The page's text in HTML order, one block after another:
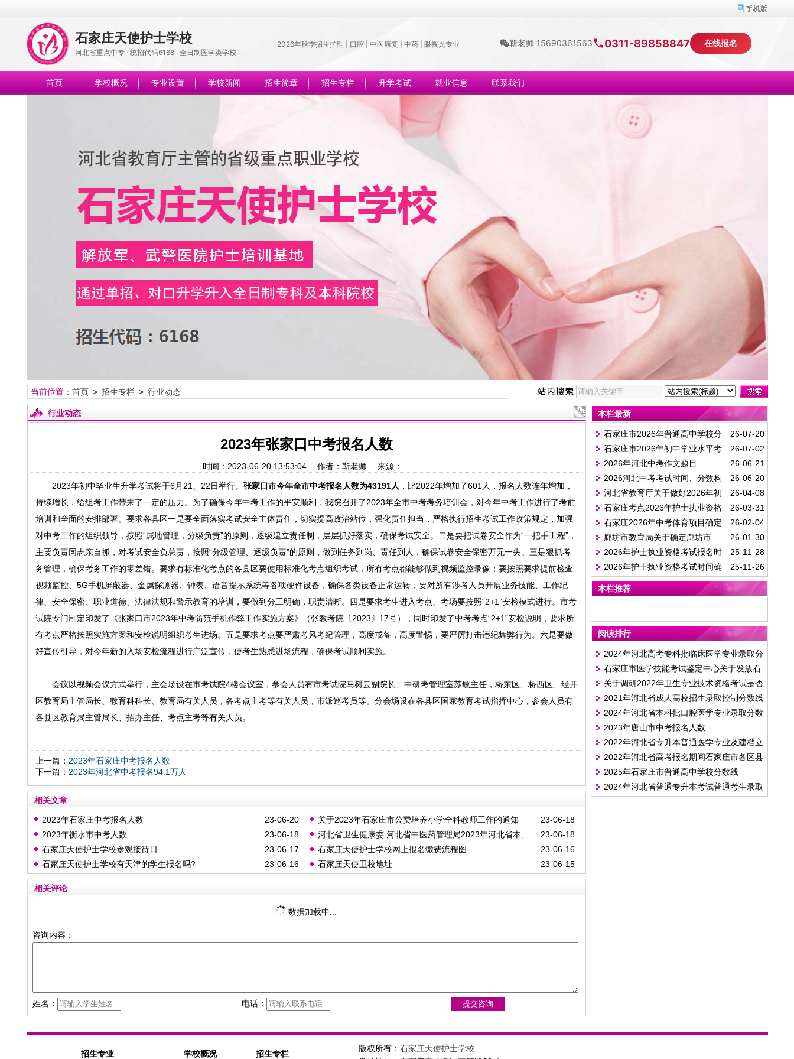
石家庄天使护士学校
河北省重点中专 · 统招代码6168 · 全日制医学类学校
2026年秋季招生护理 | 口腔 | 中医康复 | 中药 | 眼视光专业 靳老师 15690361563 0311-89858847 在线报名
首页 学校概况 专业设置 学校新闻 招生简章 招生专栏 升学考试 就业信息 联系我们
当前位置： 首页> 招生专栏> 行业动态
行业动态
2023年张家口中考报名人数
时间：2023-06-20 13:53:04 作者：靳老师 来源：
2023年初中毕业生升学考试将于6月21、22日举行。 张家口市今年全市中考报名人数为43191人 ，比2022年增加了601人，报名人数连年增加，
持续增长，给组考工作带来了一定的压力。为了确保今年中考工作的平安顺利，我院召开了2023年全市中考考务培训会，对今年中考工作进行了考前
培训和全面的安排部署。要求各县区一是要全面落实考试安全主体责任，切实提高政治站位，强化责任担当，严格执行招生考试工作政策规定，加强
对中考工作的组织领导，按照“属地管理，分级负责”的原则，逐级建立责任制，层层抓好落实，确保考试安全。二是要把试卷安全作为“一把手工程”，
主要负责同志亲自抓，对考试安全负总责，按照“分级管理、逐级负责”的原则，做到任务到岗、责任到人，确保试卷安全保密万无一失。三是狠抓考
务管理，确保考务工作的零差错。要求有标准化考点的各县区要使用标准化考点组织考试，所有考点都能够做到视频监控录像；要按照要求提前检查
视频监控、5G手机屏蔽器、金属探测器、钟表、语音提示系统等各项硬件设备，确保各类设备正常运转；要对所有涉考人员开展业务技能、工作纪
律、安全保密、职业道德、法律法规和警示教育的培训，要做到分工明确，职责清晰。四是要求考生进入考点、考场要按照“2+1”安检模式进行。市考
试院专门制定印发了《张家口市2023年中考防范手机作弊工作实施方案》（张教考院〔2023〕17号），同时印发了中考考点“2+1”安检说明，要求所
有考点严格按照实施方案和安检说明组织考生进场。五是要求考点要严肃考风考纪管理，高度戒备，高度警惕，要严厉打击违纪舞弊行为。六是要做
好宣传引导，对今年新的入场安检流程进行广泛宣传，使考生熟悉进场流程，确保考试顺利实施。
会议以视频会议方式举行，主会场设在市考试院4楼会议室，参会人员有市考试院马树云副院长、中研考管理室苏敏主任，桥东区、桥西区、经开
区教育局主管局长、教育科科长、教育局有关人员，各考点主考等有关人员，市派巡考员等。分会场设在各县区国家教育考试指挥中心，参会人员有
各县区教育局主管局长、招办主任、考点主考等有关人员。
上一篇： 2023年石家庄中考报名人数
下一篇： 2023年河北省中考报名94.1万人
相关文章
23-06-20
2023年石家庄中考报名人数 23-06-18
关于2023年石家庄市公费培养小学全科教师工作的通知
23-06-18
2023年衡水市中考人数 23-06-18
河北省卫生健康委 河北省中医药管理局2023年河北省本、
专科农村 订单定向免费医学生报考须知
23-06-17
石家庄天使护士学校参观接待日 23-06-16
石家庄天使护士学校网上报名缴费流程图
23-06-16
石家庄天使护士学校有天津的学生报名吗? 23-06-15
石家庄天使卫校地址
相关评论
数据加载中...
咨询内容：
姓名： 电话：
本栏最新
26-07-20
石家庄市2026年普通高中学校分
数线
26-07-02
石家庄市2026年初中学业水平考
试各级各类学校招生录取控制分数线26-06-21
2026年河北中考作文题目
26-06-20
2026河北中考考试时间、分数构
成、考试安排及注意事项全汇总
26-04-08
河北省教育厅关于做好2026年初
中学业水平考试工作的通知
26-03-31
石家庄考点2026年护士执业资格
考试准考证明天即可打印
26-02-04
石家庄2026年中考体育项目确定
26-01-30
廊坊市教育局关于确定廊坊市
2026年初中学业水平体育与健康科目考试现
场测试项目的公告
25-11-28
2026年护士执业资格考试报名时
间/缴费等须知
25-11-26
2026年护士执业资格考试时间确
定
本栏推荐
阅读排行
2024年河北高考专科批临床医学专业录取分
数线
石家庄市医学技能考试鉴定中心关于发放石
家庄考点2022年《医师资格证书》和《护士
资格证书》的通知
关于调研2022年卫生专业技术资格考试是否
延期的投票
2021年河北省成人高校招生录取控制分数线
和录取相关工作确定
2024年河北省本科批口腔医学专业录取分数
线
2023年唐山市中考报名人数
2022年河北省专升本普通医学专业及建档立
卡医学专业控制分数线
2022年河北省高考报名期间石家庄市各区县
咨询联系方式
2025年石家庄市普通高中学校分数线
2024年河北省普通专升本考试普通考生录取
招生专业 学校概况 招生专栏
版权所有： 石家庄天使护士学校